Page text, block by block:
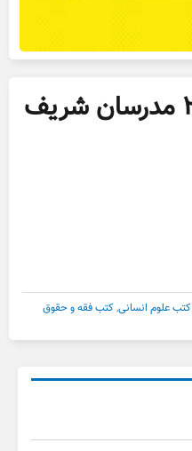
مکانیک کوانتوم ۱و۲ مدرسان شریف
کتب علوم انسانی,کتب فقه و حقوق